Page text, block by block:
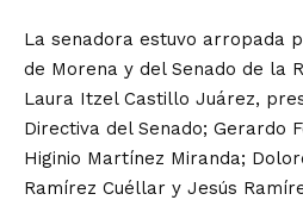
La senadora estuvo arropada
de Morena y del Senado de la
Laura Itzel Castillo Juárez,
Directiva del Senado; Gerardo
Higinio Martínez Miranda;
Ramírez Cuéllar y Jesús